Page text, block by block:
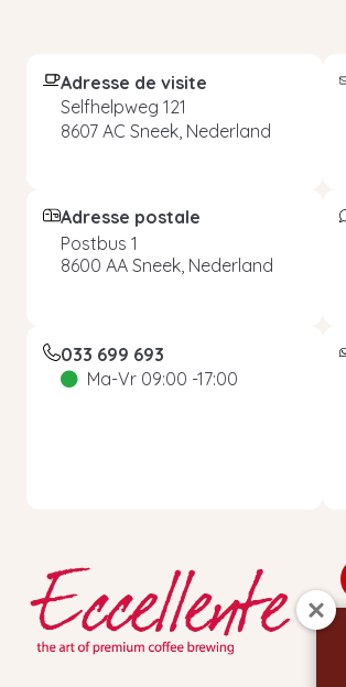
Adresse de visite
Selfhelpweg 121
8607 AC Sneek, Nederland
Adresse postale
Postbus 1
8600 AA Sneek, Nederland
033 699 693
Ma-Vr 09:00 -17:00